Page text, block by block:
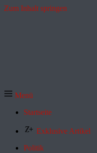
Zum Inhalt springen
Menü
Startseite
Exklusive Artikel
Politik